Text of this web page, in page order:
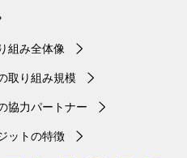
組み全体像
取り組み規模
協力パートナー
ットの特徴